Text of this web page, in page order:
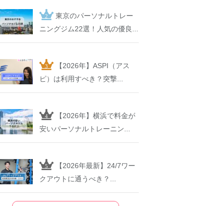
東京のパーソナルトレー
ニングジム22選！人気の優良...
【2026年】ASPI（アス
ピ）は利用すべき？突撃...
【2026年】横浜で料金が
安いパーソナルトレーニン...
【2026年最新】24/7ワー
クアウトに通うべき？...